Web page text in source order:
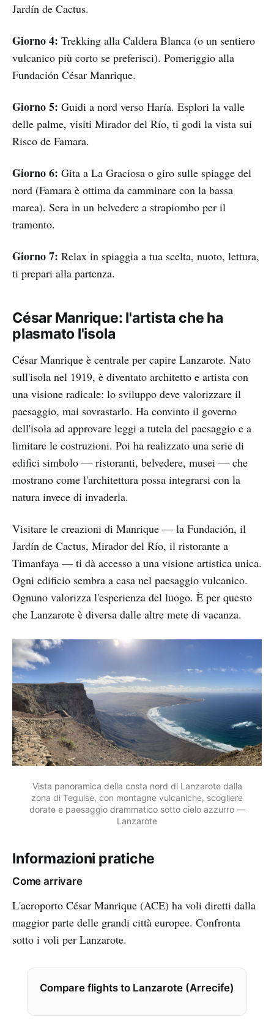
Jardín de Cactus.
Giorno 4: Trekking alla Caldera Blanca (o un sentiero
vulcanico più corto se preferisci). Pomeriggio alla
Fundación César Manrique.
Giorno 5: Guidi a nord verso Haría. Esplori la valle
delle palme, visiti Mirador del Río, ti godi la vista sui
Risco de Famara.
Giorno 6: Gita a La Graciosa o giro sulle spiagge del
nord (Famara è ottima da camminare con la bassa
marea). Sera in un belvedere a strapiombo per il
tramonto.
Giorno 7: Relax in spiaggia a tua scelta, nuoto, lettura,
ti prepari alla partenza.
César Manrique: l'artista che ha
plasmato l'isola
César Manrique è centrale per capire Lanzarote. Nato
sull'isola nel 1919, è diventato architetto e artista con
una visione radicale: lo sviluppo deve valorizzare il
paesaggio, mai sovrastarlo. Ha convinto il governo
dell'isola ad approvare leggi a tutela del paesaggio e a
limitare le costruzioni. Poi ha realizzato una serie di
edifici simbolo — ristoranti, belvedere, musei — che
mostrano come l'architettura possa integrarsi con la
natura invece di invaderla.
Visitare le creazioni di Manrique — la Fundación, il
Jardín de Cactus, Mirador del Río, il ristorante a
Timanfaya — ti dà accesso a una visione artistica unica.
Ogni edificio sembra a casa nel paesaggio vulcanico.
Ognuno valorizza l'esperienza del luogo. È per questo
che Lanzarote è diversa dalle altre mete di vacanza.
Vista panoramica della costa nord di Lanzarote dalla
zona di Teguise, con montagne vulcaniche, scogliere
dorate e paesaggio drammatico sotto cielo azzurro —
Lanzarote
Informazioni pratiche
Come arrivare
L'aeroporto César Manrique (ACE) ha voli diretti dalla
maggior parte delle grandi città europee. Confronta
sotto i voli per Lanzarote.
Compare flights to Lanzarote (Arrecife)